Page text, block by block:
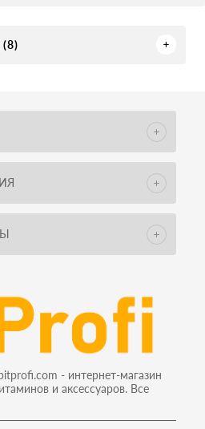
- интернет-магазин
и аксессуаров. Все